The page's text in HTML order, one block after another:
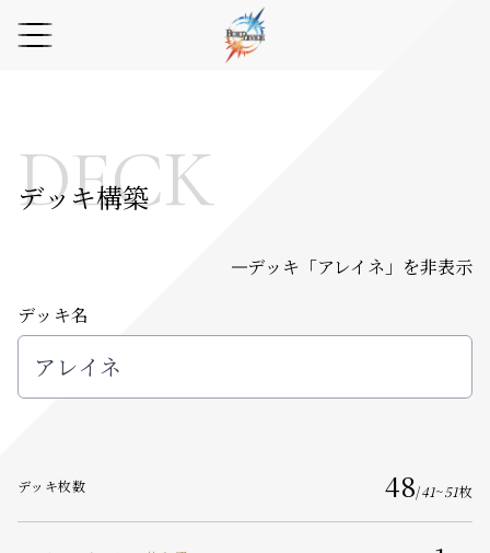
DECK
デッキ構築
デッキ「アレイネ 」を非表示
デッキ名
デッキ枚数 48/41~51枚